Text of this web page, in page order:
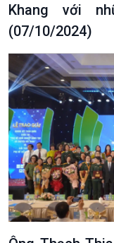
VOV1 đặc biệt
Thanh âm ký sự
Chân dung cuộc
Các chương trình
Khang với
(07/10/2024)